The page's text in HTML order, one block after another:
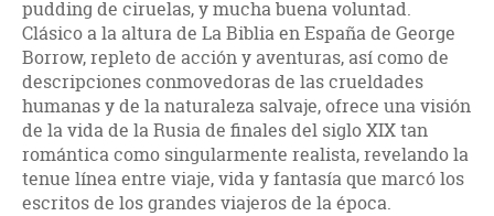
pudding de ciruelas, y mucha buena voluntad.
Clásico a la altura de La Biblia en España de George
Borrow, repleto de acción y aventuras, así como de
descripciones conmovedoras de las crueldades
humanas y de la naturaleza salvaje, ofrece una visión
de la vida de la Rusia de finales del siglo XIX tan
romántica como singularmente realista, revelando la
tenue línea entre viaje, vida y fantasía que marcó los
escritos de los grandes viajeros de la época.